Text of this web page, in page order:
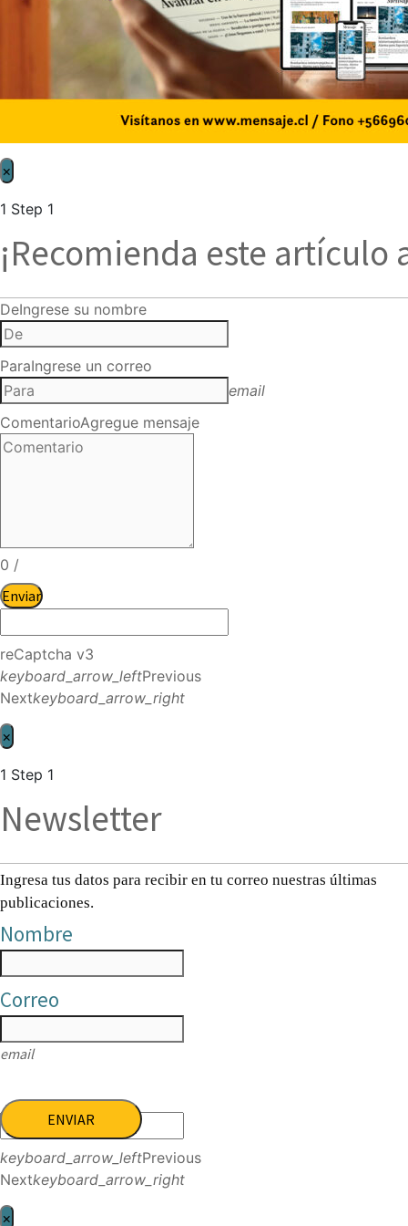
×
1 Step 1
¡Recomienda este artículo
DeIngrese su nombre
ParaIngrese un correo
email
ComentarioAgregue mensaje
0 /
Enviar
reCaptcha v3
keyboard_arrow_leftPrevious
Nextkeyboard_arrow_right
×
1 Step 1
Newsletter
Ingresa tus datos para recibir en tu correo nuestras últimas
publicaciones.
Nombre
Correo
email
ENVIAR
keyboard_arrow_leftPrevious
Nextkeyboard_arrow_right
×